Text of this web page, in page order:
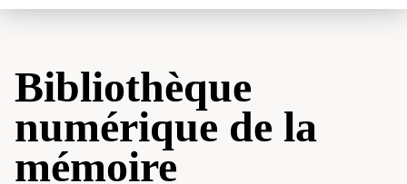
Bibliothèque
numérique de la
mémoire